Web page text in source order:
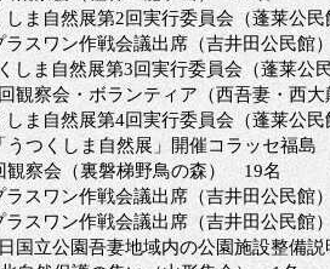
自然展第2回実行委員会（蓬莱公
ワン作戦会議出席（吉井田公民館
自然展第3回実行委員会（蓬莱公
会・ボランティア（西吾妻・西
ま自然展第4回実行委員会（蓬莱公
うつくしま自然展」開催コラ
察会（裏磐梯野鳥の森） 19名
ワン作戦会議出席（吉井田公民館
ワン作戦会議出席（吉井田公民館
国立公園吾妻地域内の公園施設整備